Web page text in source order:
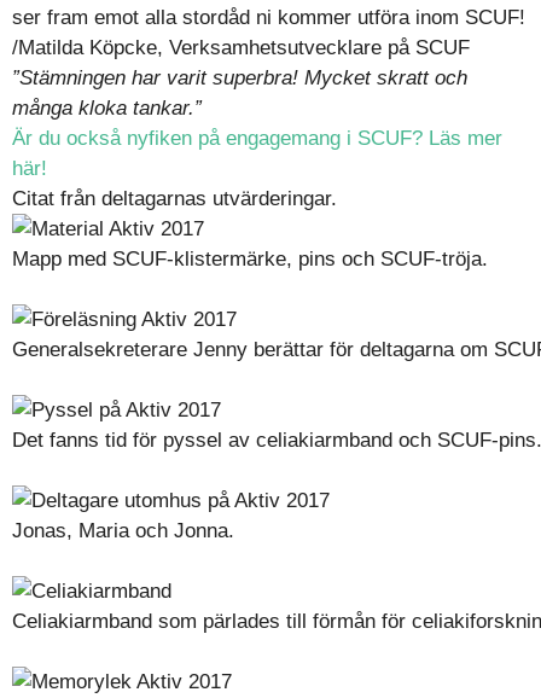
ser fram emot alla stordåd ni kommer utföra inom SCUF!
/Matilda Köpcke, Verksamhetsutvecklare på SCUF
”Stämningen har varit superbra! Mycket skratt och
många kloka tankar.”
Är du också nyfiken på engagemang i SCUF? Läs mer
här!
Citat från deltagarnas utvärderingar.
Mapp med SCUF-klistermärke, pins och SCUF-tröja.
Generalsekreterare Jenny berättar för deltagarna om
Det fanns tid för pyssel av celiakiarmband och SCUF-pins.
Jonas, Maria och Jonna.
Celiakiarmband som pärlades till förmån för